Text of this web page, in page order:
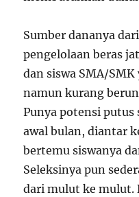
Sumber dananya
pengelolaan beras
dan siswa SMA/
namun kurang
Punya potensi putus
awal bulan, diantar
bertemu siswanya
Seleksinya pun
dari mulut ke mulut.